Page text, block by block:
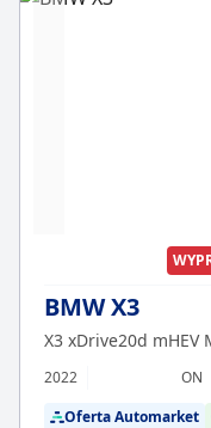
BMW X3
X3 xDrive20d
2022 ON
Oferta Automarket